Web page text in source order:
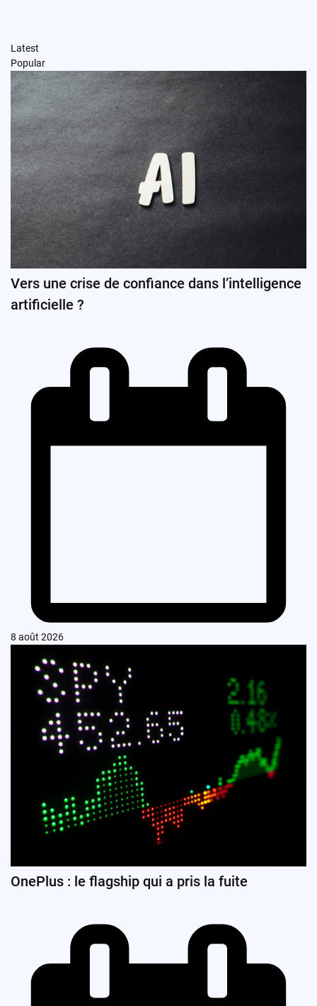
Latest
Popular
Vers une crise de confiance dans l’intelligence
artificielle ?
8 août 2026
OnePlus : le flagship qui a pris la fuite